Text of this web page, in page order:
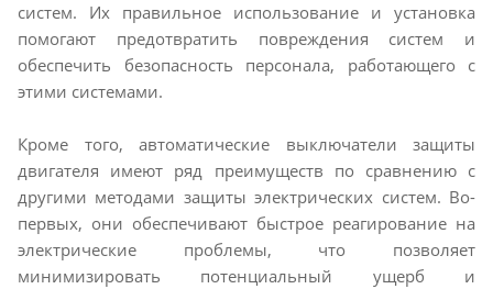
систем. Их правильное использование и установка
помогают предотвратить повреждения систем и
обеспечить безопасность персонала, работающего с
этими системами.
Кроме того, автоматические выключатели защиты
двигателя имеют ряд преимуществ по сравнению с
другими методами защиты электрических систем. Во-
первых, они обеспечивают быстрое реагирование на
электрические проблемы, что позволяет
минимизировать потенциальный ущерб и